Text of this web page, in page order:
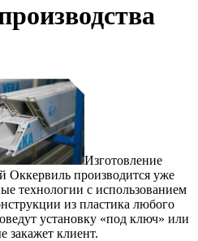
Изготовление
Оккервиль производится уже
технологии с использованием
из пластика любого
установку «под ключ» или
закажет клиент.